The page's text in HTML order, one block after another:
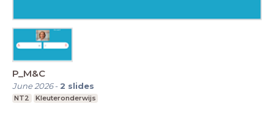
P_M&C
June 2026- 2 slides
NT2 Kleuteronderwijs